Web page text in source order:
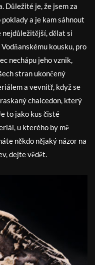
Důležité je, že jsem za
a je kam sáhnout
nejdůležitější, dělat si
kousku, pro
nechápu jeho vznik,
stran ukončený
a vevnitř, když se
chalcedon, který
to jako kus čisté
u kterého by mě
někdo nějaký názor na
dejte vědět.